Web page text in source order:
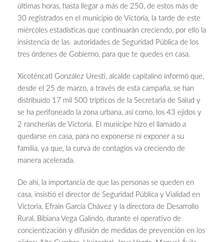
últimas horas, hasta llegar a más de 250, de estos más de
30 registrados en el municipio de Victoria, la tarde de este
miércoles estadísticas que continuarán creciendo, por ello la
insistencia de las autoridades de Seguridad Pública de los
tres órdenes de Gobierno, para que te quedes en casa.
Xicoténcatl González Uresti, alcalde capitalino informó que,
desde el 25 de marzo, a través de esta campaña, se han
distribuido 17 mil 500 trípticos de la Secretaría de Salud y
se ha perifoneado la zona urbana, así como, los 43 ejidos y
2 rancherías de Victoria. El munícipe hizo el llamado a
quedarse en casa, para no exponerse ni exponer a su
familia, ya que, la curva de contagios va creciendo de
manera acelerada.
De ahí, la importancia de que las personas se queden en
casa, insistió el director de Seguridad Pública y Vialidad en
Victoria, Efraín García Chávez y la directora de Desarrollo
Rural, Bibiana Vega Galindo, durante el operativo de
concientización y difusión de medidas de prevención en los